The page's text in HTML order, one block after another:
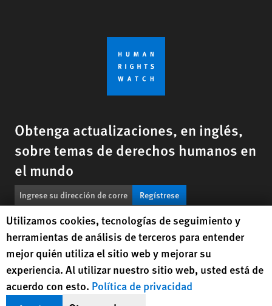
Obtenga actualizaciones, en inglés,
sobre temas de derechos humanos en
el mundo
Regístrese
Contáctenos BlueSky
X Facebook
YouTube
Footer
menu
Contáctenos Correcciones
Mapa del sitio
Versión en texto
Human Rights Watch cookie preferences
Utilizamos cookies, tecnologías de seguimiento y
herramientas de análisis de terceros para entender
mejor quién utiliza el sitio web y mejorar su
experiencia. Al utilizar nuestro sitio web, usted está de
acuerdo con esto. Política de privacidad